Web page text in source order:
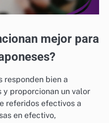
mejor para
responden bien a
y proporcionan un valor
referidos efectivos a
en efectivo,